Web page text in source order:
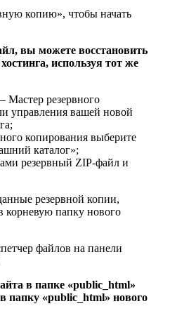
копию», чтобы начать
вы можете восстановить
используя тот же
резервного
управления вашей новой
копирования выберите
каталог»;
резервный ZIP-файл и
резервной копии,
корневую папку нового
файлов на панели
в папке «public_html»
папку «public_html» нового